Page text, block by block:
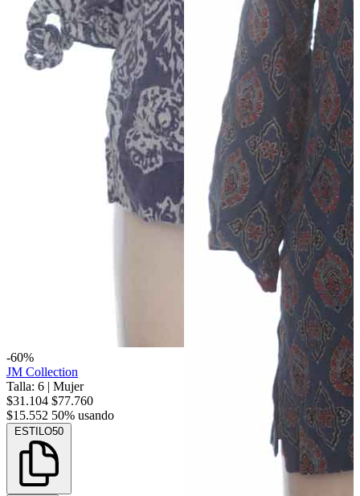
-60%
JM Collection
Talla: 6 | Mujer
$31.104 $77.760
$15.552 50% usando
ESTILO50